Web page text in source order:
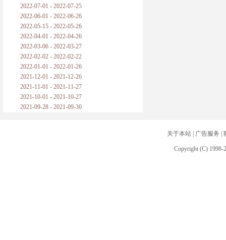
2022-07-01 - 2022-07-25
2022-06-01 - 2022-06-26
2022-05-15 - 2022-05-26
2022-04-01 - 2022-04-26
2022-03-06 - 2022-03-27
2022-02-02 - 2022-02-22
2022-01-01 - 2022-01-26
2021-12-01 - 2021-12-26
2021-11-01 - 2021-11-27
2021-10-01 - 2021-10-27
2021-09-28 - 2021-09-30
关于本站| 广告服务
Copyright (C) 1998-